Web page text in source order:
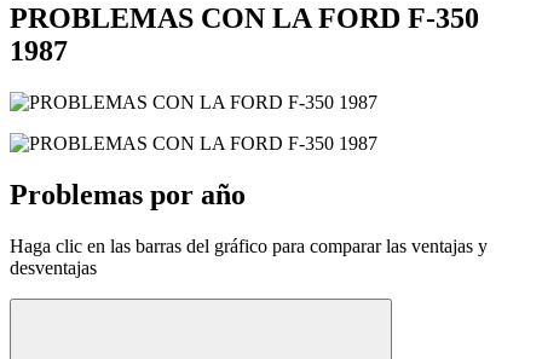
PROBLEMAS CON LA FORD F-350
1987
Problemas por año
Haga clic en las barras del gráfico para comparar las ventajas y
desventajas